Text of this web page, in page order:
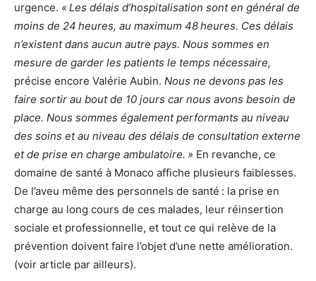
urgence. « Les délais d’hospitalisation sont en général de
moins de 24 heures, au maximum 48 heures. Ces délais
n’existent dans aucun autre pays. Nous sommes en
mesure de garder les patients le temps nécessaire,
précise encore Valérie Aubin. Nous ne devons pas les
faire sortir au bout de 10 jours car nous avons besoin de
place. Nous sommes également performants au niveau
des soins et au niveau des délais de consultation externe
et de prise en charge ambulatoire. » En revanche, ce
domaine de santé à Monaco affiche plusieurs faiblesses.
De l’aveu même des personnels de santé : la prise en
charge au long cours de ces malades, leur réinsertion
sociale et professionnelle, et tout ce qui relève de la
prévention doivent faire l’objet d’une nette amélioration.
(voir article par ailleurs).